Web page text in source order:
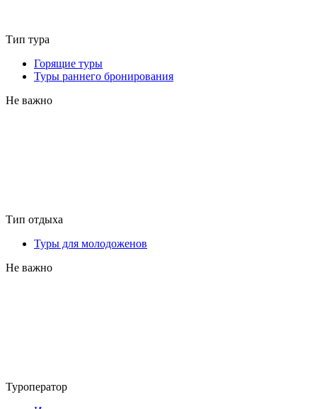
Тип тура
Горящие туры
Туры раннего бронирования
Не важно
Тип отдыха
Туры для молодоженов
Не важно
Туроператор